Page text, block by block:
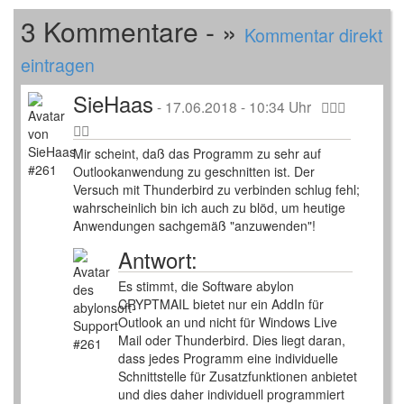
3 Kommentare - » Kommentar direkt
eintragen
SieHaas - 17.06.2018 - 10:34 Uhr
Mir scheint, daß das Programm zu sehr auf
Outlookanwendung zu geschnitten ist. Der
Versuch mit Thunderbird zu verbinden schlug fehl;
wahrscheinlich bin ich auch zu blöd, um heutige
Anwendungen sachgemäß "anzuwenden"!
Antwort:
Es stimmt, die Software abylon
CRYPTMAIL bietet nur ein AddIn für
Outlook an und nicht für Windows Live
Mail oder Thunderbird. Dies liegt daran,
dass jedes Programm eine individuelle
Schnittstelle für Zusatzfunktionen anbietet
und dies daher individuell programmiert